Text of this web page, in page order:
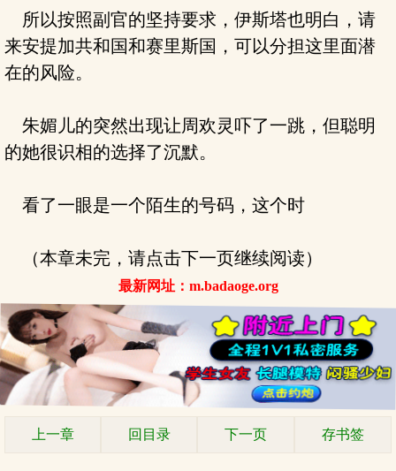
所以按照副官的坚持要求，伊斯塔也明白，请
来安提加共和国和赛里斯国，可以分担这里面潜
在的风险。
朱媚儿的突然出现让周欢灵吓了一跳，但聪明
的她很识相的选择了沉默。
看了一眼是一个陌生的号码，这个时
（本章未完，请点击下一页继续阅读）
最新网址：m.badaoge.org
上一章 回目录 下一页 存书签